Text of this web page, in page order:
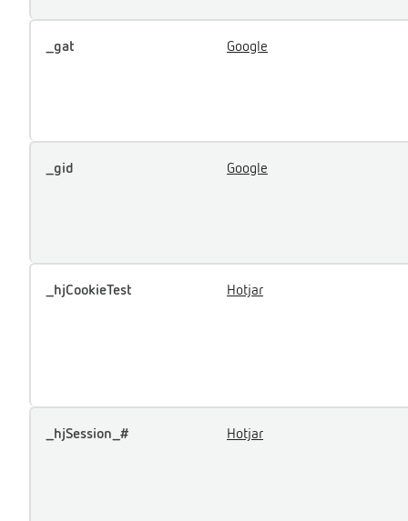
_gat Google
_gid Google
_hjCookieTest Hotjar
_hjSession_# Hotjar